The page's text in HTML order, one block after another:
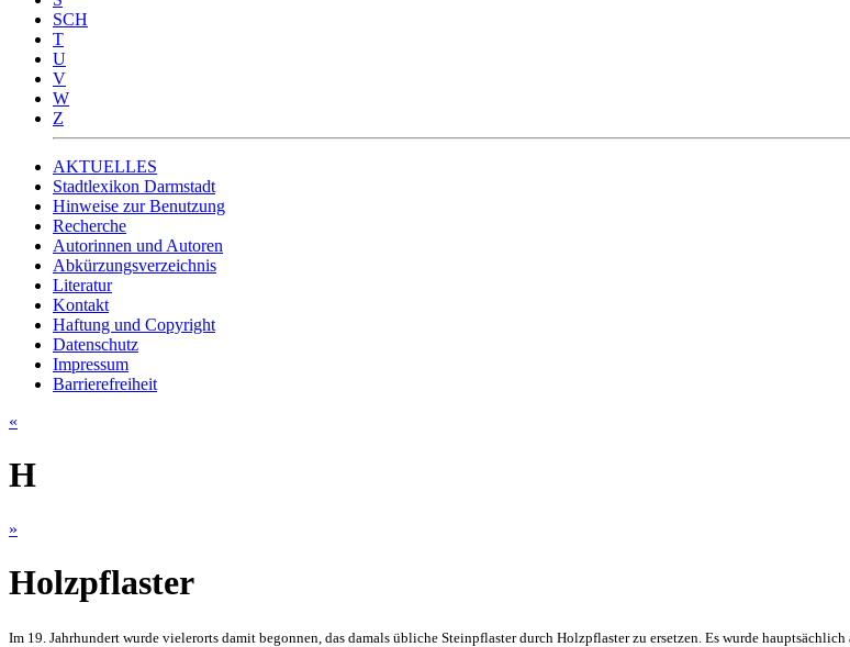
SCH
T
U
V
W
Z
AKTUELLES
Stadtlexikon Darmstadt
Hinweise zur Benutzung
Recherche
Autorinnen und Autoren
Abkürzungsverzeichnis
Literatur
Kontakt
Haftung und Copyright
Datenschutz
Impressum
Barrierefreiheit
«
H
»
Holzpflaster
Im 19. Jahrhundert wurde vielerorts damit begonnen, das damals übliche Steinpflaster durch Holzpflaster zu ersetzen. Es wurde